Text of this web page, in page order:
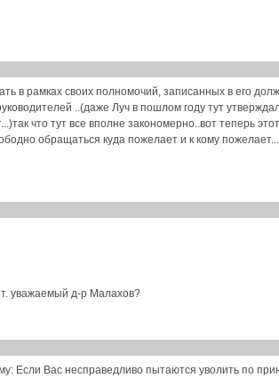
в рамках своих полномочий, записанных в его
..(даже Луч в пошлом году тут
что тут все вполне закономерно..вот теперь
обращаться куда пожелает и к кому
уважаемый д-р Малахов?
Если Вас несправедливо пытаются уволить по